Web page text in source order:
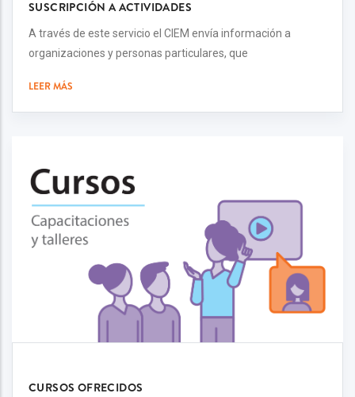
SUSCRIPCIÓN A ACTIVIDADES
A través de este servicio el CIEM envía información a
organizaciones y personas particulares, que
LEER MÁS
CURSOS OFRECIDOS